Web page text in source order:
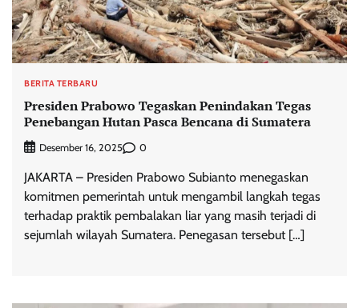
BERITA TERBARU
Presiden Prabowo Tegaskan Penindakan Tegas
Penebangan Hutan Pasca Bencana di Sumatera
Desember 16, 2025 0
JAKARTA – Presiden Prabowo Subianto menegaskan
komitmen pemerintah untuk mengambil langkah tegas
terhadap praktik pembalakan liar yang masih terjadi di
sejumlah wilayah Sumatera. Penegasan tersebut […]